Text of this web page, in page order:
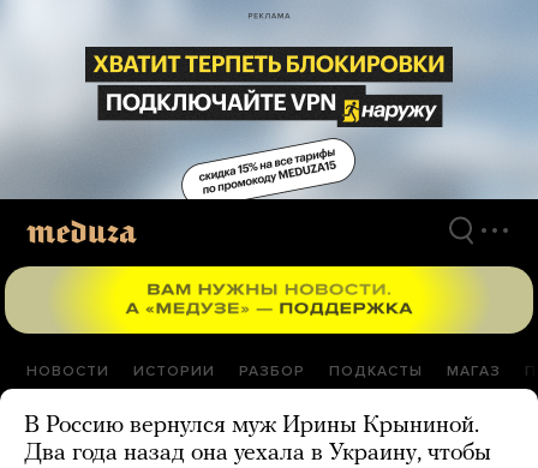
материалам
НОВОСТИ ИСТОРИИ РАЗБОР ПОДКАСТЫ МАГАЗ
В Россию вернулся муж Ирины Крыниной.
Два года назад она уехала в Украину, чтобы